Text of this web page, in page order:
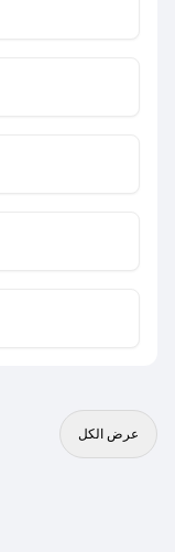
هل
عرض الكل